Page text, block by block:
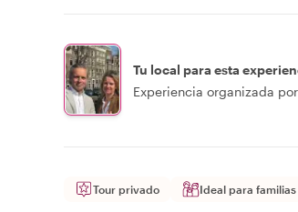
Tu local para esta
Experiencia organizada por
Tour privado Ideal para familias